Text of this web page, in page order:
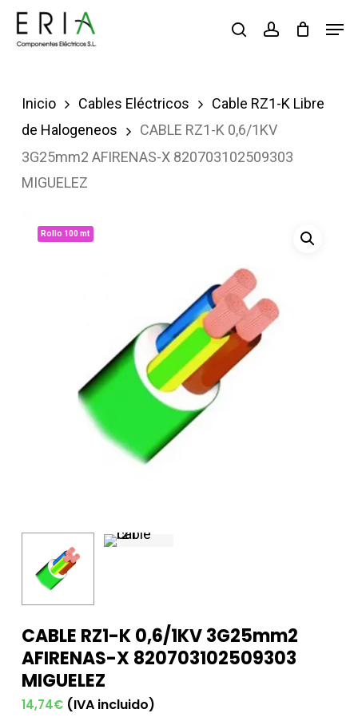
Saltar
buscaraccount
Inicio Cables Eléctricos
Cable RZ1-K Libre
de Halogeneos
CABLE RZ1-K 0,6/1KV
3G25mm2 AFIRENAS-X 820703102509303
MIGUELEZ
Rollo 100 mt
CABLE RZ1-K 0,6/1KV 3G25mm2
AFIRENAS-X 820703102509303
MIGUELEZ
14,74€ (IVA incluido)